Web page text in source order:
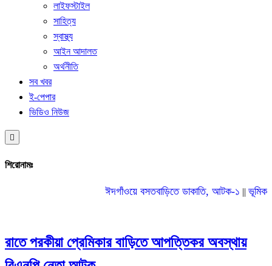
লাইফস্টাইল
সাহিত্য
স্বাস্থ্য
আইন আদালত
অর্থনীতি
সব খবর
ই-পেপার
ভিডিও নিউজ
Hamburger
Toggle
শিরোনামঃ
ঈদগাঁওয়ে বসতবাড়িতে ডাকাতি, আটক-১||
রাতে পরকীয়া প্রেমিকার বাড়িতে আপত্তিকর অবস্থায়